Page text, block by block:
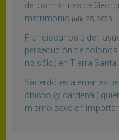
de los mártires de
matrimonio julio 25, 2026
Franciscanos piden
persecución de
no sólo) en Tierra Santa
Sacerdotes alemanes
obispo (y cardenal)
mismo sexo en